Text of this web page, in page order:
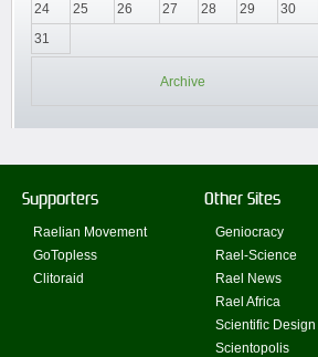
24
25 26 27 28 29
30
31
Archive
Supporters
Raelian Movement
GoTopless
Clitoraid
Other Sites
Geniocracy
Rael-Science
Rael News
Rael Africa
Scientific Design
Scientopolis